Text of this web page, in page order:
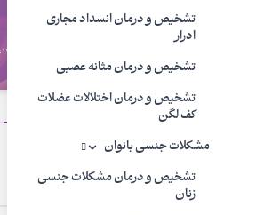
تشخیص و درمان انسداد مجاری
ادرار
تشخیص و درمان مثانه عصبی
تشخیص و درمان اختلالات عضلات
کف لگن
مشکلات جنسی بانوان
تشخیص و درمان مشکلات جنسی
زنان
عمل واژینوپلاستی